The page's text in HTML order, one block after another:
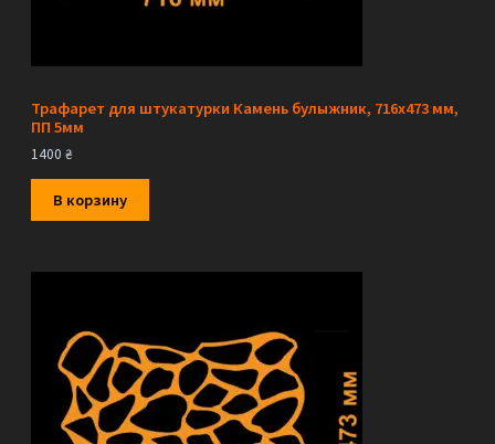
Трафарет для штукатурки Камень булыжник, 716х473 мм,
ПП 5мм
1400 ₴
В корзину